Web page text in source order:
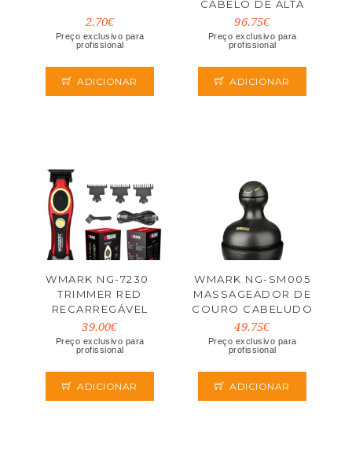
2.70€
Preço exclusivo para
profissional
ADICIONAR
CABELO DE ALTA
VELOCIDADE
96.75€
Preço exclusivo para
profissional
ADICIONAR
WMARK NG-7230 
TRIMMER RED
RECARREGÁVEL
39.00€
Preço exclusivo para
profissional
ADICIONAR
WMARK NG-SM005
MASSAGEADOR DE
COURO CABELUDO
49.75€
Preço exclusivo para
profissional
ADICIONAR